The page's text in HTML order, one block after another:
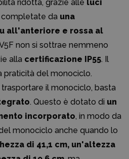
ridotta, grazie alle luci
completate da una
all'anteriore e rossa al
non si sottrae nemmeno
alla certificazione IP55. Il
praticità del monociclo.
il monociclo, basta
. Questo è dotato di un
incorporato, in modo da
monociclo anche quando lo
di 41,1 cm, un'altezza